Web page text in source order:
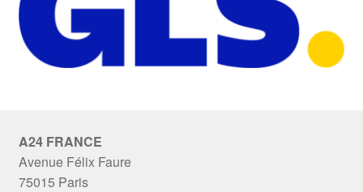
A24 FRANCE
Avenue Félix Faure
75015 Paris